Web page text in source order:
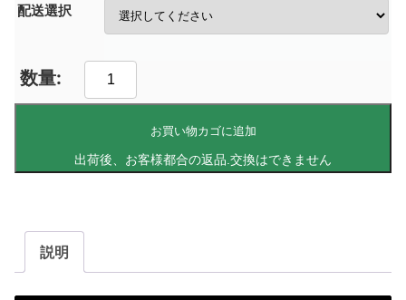
配送選択
お買い物カゴに追加
説明